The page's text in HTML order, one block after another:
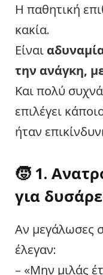
Η παθητική
κακία.
Είναι
την ανάγκη,
Και πολύ
επιλέγει
ήταν
🧒 1.
για
Αν μεγάλωσες
έλεγαν:
– «Μην μιλάς